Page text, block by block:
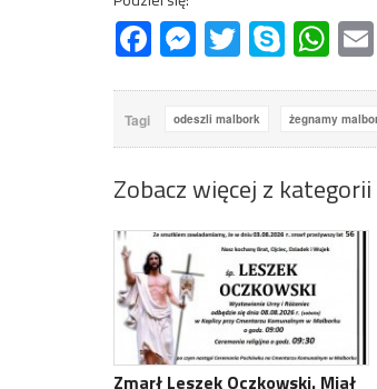
FacebookMessenger
Twitter Skype
Tagi odeszli malbork żegnamy
Zobacz więcej z kategorii
Zmarł Leszek Oczkowski. Miał